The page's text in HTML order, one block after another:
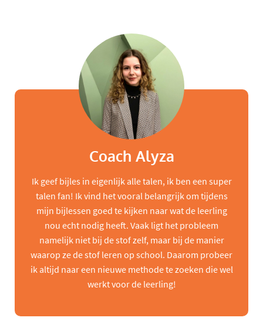
Coach Alyza
Ik geef bijles in eigenlijk alle talen, ik ben een super
talen fan! Ik vind het vooral belangrijk om tijdens
mijn bijlessen goed te kijken naar wat de leerling
nou echt nodig heeft. Vaak ligt het probleem
namelijk niet bij de stof zelf, maar bij de manier
waarop ze de stof leren op school. Daarom probeer
ik altijd naar een nieuwe methode te zoeken die wel
werkt voor de leerling!